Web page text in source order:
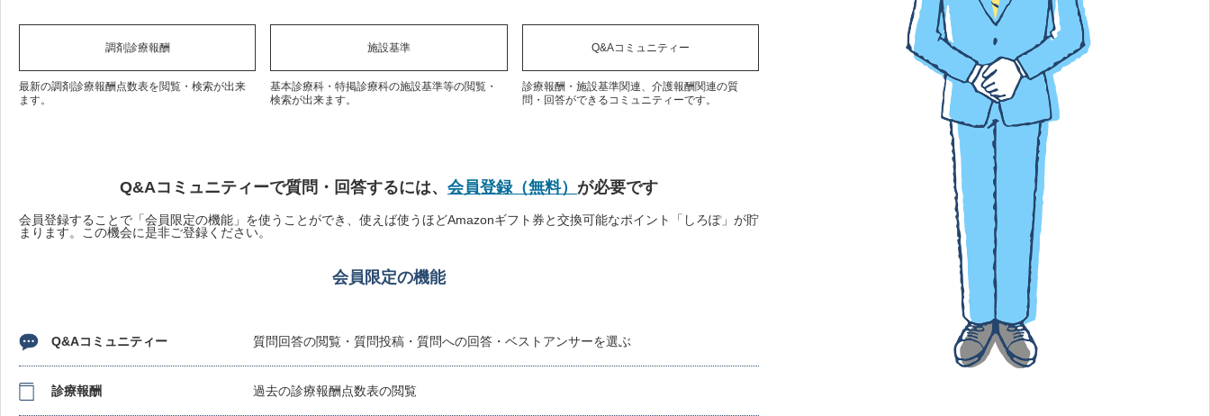
調剤診療報酬
最新の調剤診療報酬点数表を閲覧・検索が出来
ます。
施設基準
基本診療科・特掲診療科の施設基準等の閲覧・
検索が出来ます。
Q&Aコミュニティー
診療報酬・施設基準関連、介護報酬関連の質
問・回答ができるコミュニティーです。
Q&Aコミュニティーで質問・回答するには、 会員登録（無料） が必要です
会員登録することで「会員限定の機能」を使うことができ、使えば使うほどAmazonギフト券と交換可能なポイント「しろぽ」が貯
まります。この機会に是非ご登録ください。
会員限定の機能
Q&Aコミュニティー 質問回答の閲覧・質問投稿・質問への回答・ベストアンサーを選ぶ
診療報酬 過去の診療報酬点数表の閲覧